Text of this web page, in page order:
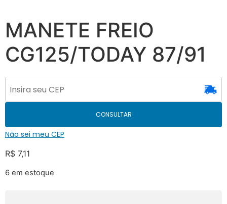
MANETE FREIO
CG125/TODAY 87/91
CONSULTAR
Não sei meu CEP
R$ 7,11
6 em estoque